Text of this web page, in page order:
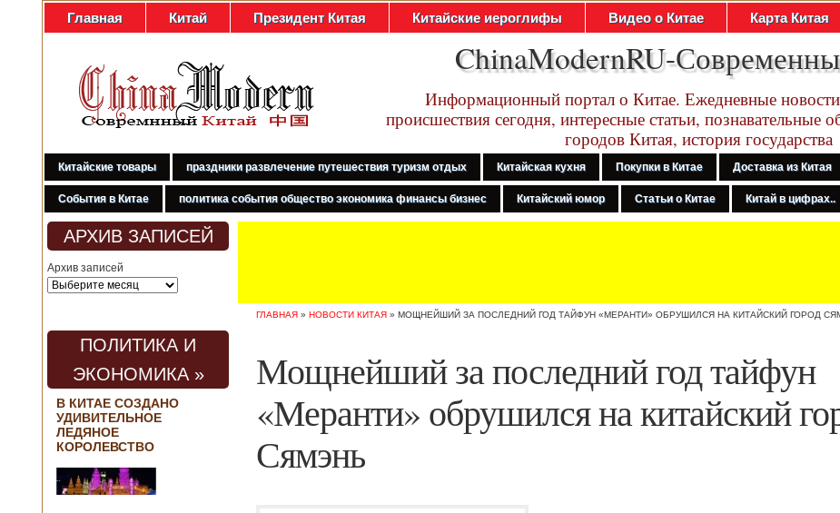
Главная Китай Президент Китая Китайские иероглифы Видео о Китае Карта Китая
ChinaModernRU-
Информационный портал о Китае. Ежедневные
происшествия сегодня, интересные статьи, познавательные
городов Китая, история государства
Китайские товары праздники развлечение путешествия туризм отдых Китайская кухня Покупки в Китае Доставка из Китая
События в Китае политика события общество экономика финансы бизнес Китайский юмор Статьи о Китае Китай в цифрах..
АРХИВ ЗАПИСЕЙ
Архив записей
ПОЛИТИКА И
ЭКОНОМИКА »
В КИТАЕ СОЗДАНО
УДИВИТЕЛЬНОЕ
ЛЕДЯНОЕ
КОРОЛЕВСТВО
ГЛАВНАЯ » НОВОСТИ КИТАЯ » МОЩНЕЙШИЙ ЗА ПОСЛЕДНИЙ ГОД ТАЙФУН «МЕРАНТИ» ОБРУШИЛСЯ НА КИТАЙСКИЙ ГОРОД
Мощнейший за последний год тайфун
«Меранти» обрушился на китайский
Сямэнь